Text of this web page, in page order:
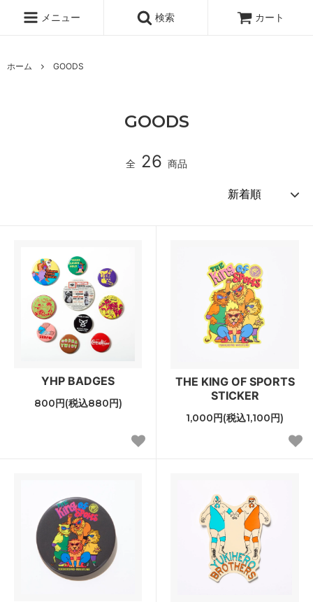
メニュー 検索 カート
ホーム GOODS
GOODS
全 26 商品
YHP BADGES
800円(税込880円)
THE KING OF SPORTS
STICKER
1,000円(税込1,100円)